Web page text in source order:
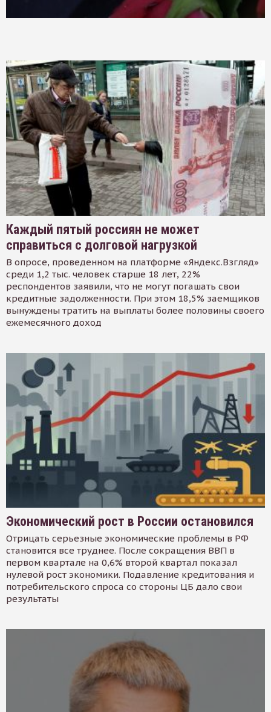
Каждый пятый россиян не может
справиться с долговой нагрузкой
В опросе, проведенном на платформе «Яндекс.Взгляд»
среди 1,2 тыс. человек старше 18 лет, 22%
респондентов заявили, что не могут погашать свои
кредитные задолженности. При этом 18,5% заемщиков
вынуждены тратить на выплаты более половины своего
ежемесячного доход
Экономический рост в России остановился
Отрицать серьезные экономические проблемы в РФ
становится все труднее. После сокращения ВВП в
первом квартале на 0,6% второй квартал показал
нулевой рост экономики. Подавление кредитования и
потребительского спроса со стороны ЦБ дало свои
результаты